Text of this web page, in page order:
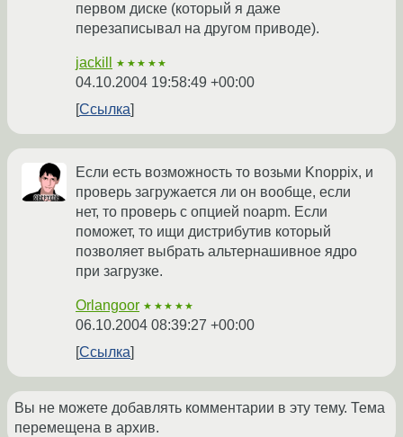
первом диске (который я даже
перезаписывал на другом приводе).
jackill ★★★★★
04.10.2004 19:58:49 +00:00
Ссылка
Если есть возможность то возьми Knoppix, и
проверь загружается ли он вообще, если
нет, то проверь с опцией noapm. Если
поможет, то ищи дистрибутив который
позволяет выбрать альтернашивное ядро
при загрузке.
Orlangoor ★★★★★
06.10.2004 08:39:27 +00:00
Ссылка
Вы не можете добавлять комментарии в эту тему. Тема
перемещена в архив.